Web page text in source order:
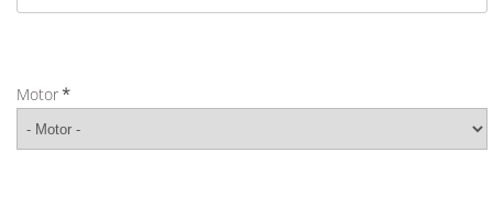
Motor*